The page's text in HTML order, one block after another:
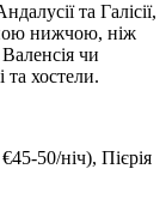
та Галісії,
нижчою, ніж
чи
та хостели.
50/ніч), Пієрія